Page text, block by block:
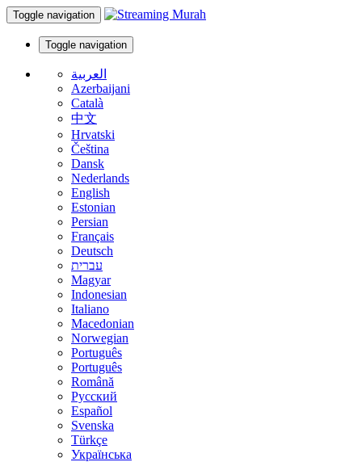
Toggle navigation
Toggle navigation
العربية
Azerbaijani
Català
中文
Hrvatski
Čeština
Dansk
Nederlands
English
Estonian
Persian
Français
Deutsch
עברית
Magyar
Indonesian
Italiano
Macedonian
Norwegian
Português
Português
Română
Русский
Español
Svenska
Türkçe
Українська